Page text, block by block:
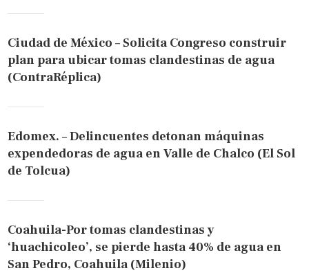
Ciudad de México – Solicita Congreso construir
plan para ubicar tomas clandestinas de agua
(ContraRéplica)
Edomex. – Delincuentes detonan máquinas
expendedoras de agua en Valle de Chalco (El Sol
de Tolcua)
Coahuila-Por tomas clandestinas y
‘huachicoleo’, se pierde hasta 40% de agua en
San Pedro, Coahuila (Milenio)